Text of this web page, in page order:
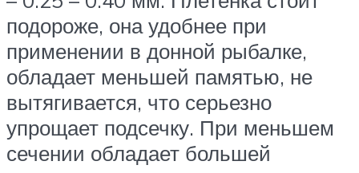
подороже, она удобнее при
применении в донной рыбалке,
обладает меньшей памятью, не
вытягивается, что серьезно
упрощает подсечку. При меньшем
сечении обладает большей